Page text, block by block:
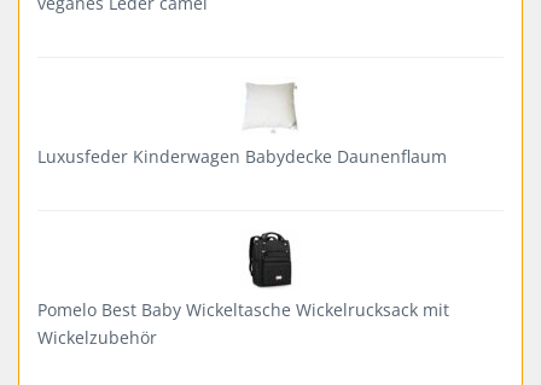
Luxusfeder Kinderwagen Babydecke Daunenflaum
Pomelo Best Baby Wickeltasche Wickelrucksack mit
Wickelzubehör